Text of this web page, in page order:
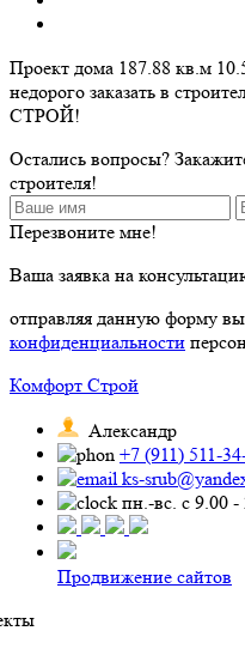
Проект дома 187.88 кв.м
недорого заказать в
СТРОЙ!
Остались вопросы?
строителя!
Перезвоните мне!
Ваша заявка на
отправляя данную форму вы
конфиденциальности
Комфорт Строй
Александр
+7 (911) 511-
ks-
пн.-вс. с 9.00 -
Продвижение сайтов